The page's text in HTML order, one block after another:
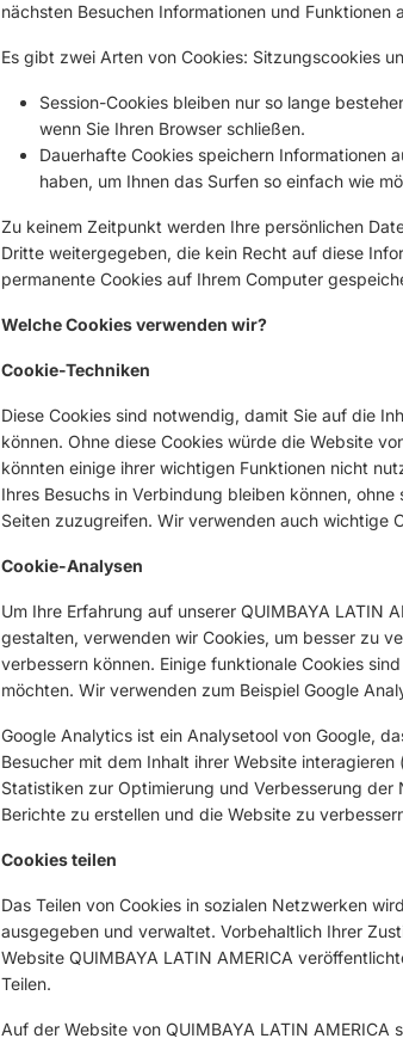
nächsten Besuchen Informationen und
Es gibt zwei Arten von Cookies: Sitzungscookies
Session-Cookies bleiben nur so lange
wenn Sie Ihren Browser schließen.
Dauerhafte Cookies speichern Informationen
haben, um Ihnen das Surfen so einfach wie
Zu keinem Zeitpunkt werden Ihre persönlichen
Dritte weitergegeben, die kein Recht auf diese
permanente Cookies auf Ihrem Computer
Welche Cookies verwenden wir?
Cookie-Techniken
Diese Cookies sind notwendig, damit Sie auf die
können. Ohne diese Cookies würde die Website
könnten einige ihrer wichtigen Funktionen nicht
Ihres Besuchs in Verbindung bleiben können,
Seiten zuzugreifen. Wir verwenden auch wichtige
Cookie-Analysen
Um Ihre Erfahrung auf unserer QUIMBAYA LATIN
gestalten, verwenden wir Cookies, um besser zu
verbessern können. Einige funktionale Cookies
möchten. Wir verwenden zum Beispiel Google
Google Analytics ist ein Analysetool von Google,
Besucher mit dem Inhalt ihrer Website
Statistiken zur Optimierung und Verbesserung
Berichte zu erstellen und die Website zu
Cookies teilen
Das Teilen von Cookies in sozialen Netzwerken
ausgegeben und verwaltet. Vorbehaltlich Ihrer
Website QUIMBAYA LATIN AMERICA
Teilen.
Auf der Website von QUIMBAYA LATIN